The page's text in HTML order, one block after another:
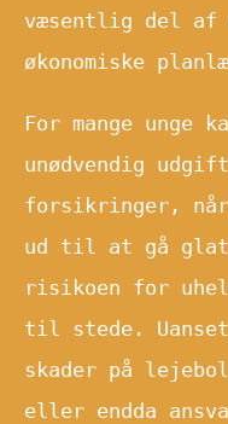
væsentlig del af
økonomiske
For mange unge
unødvendig
forsikringer,
ud til at gå glat.
risikoen for
til stede.
skader på
eller endda